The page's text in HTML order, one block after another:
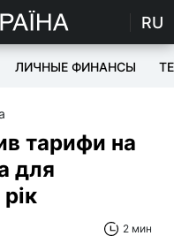
RU
ЛИЧНЫЕ ФИНАНСЫ
тарифи на
для
2 мин